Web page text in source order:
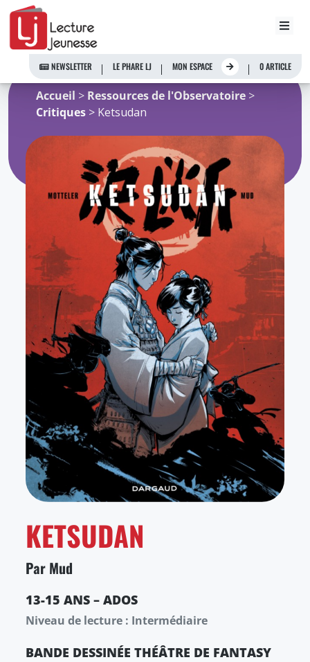
Aller
contenu
NEWSLETTER LE PHARE LJ MON ESPACE 0 ARTICLE
Accueil > Ressources de l'Observatoire >
Critiques > Ketsudan
KETSUDAN
Par Mud
13-15 ANS – ADOS
Niveau de lecture : Intermédiaire
BANDE DESSINÉE THÉÂTRE DE FANTASY